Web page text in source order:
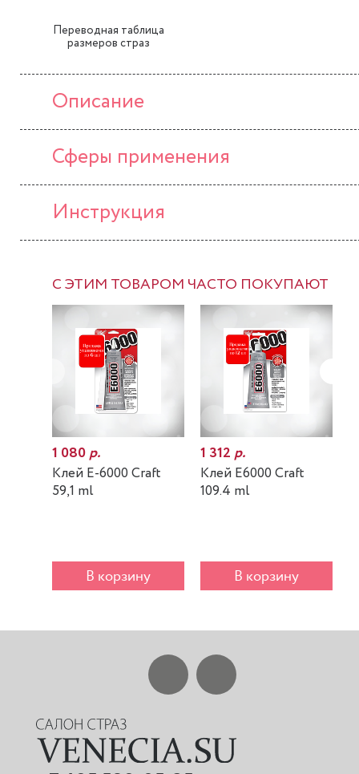
Переводная таблица
размеров страз
Описание
Сферы применения
Инструкция
С ЭТИМ ТОВАРОМ ЧАСТО ПОКУПАЮТ
1 080р.
Клей E-6000 Craft
59,1 ml
В корзину
1 312р.
Клей E6000 Craft
109.4 ml
В корзину